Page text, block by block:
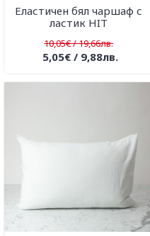
Еластичен бял чаршаф с
ластик HIT
10,05€ / 19,66лв.
5,05€ / 9,88лв.